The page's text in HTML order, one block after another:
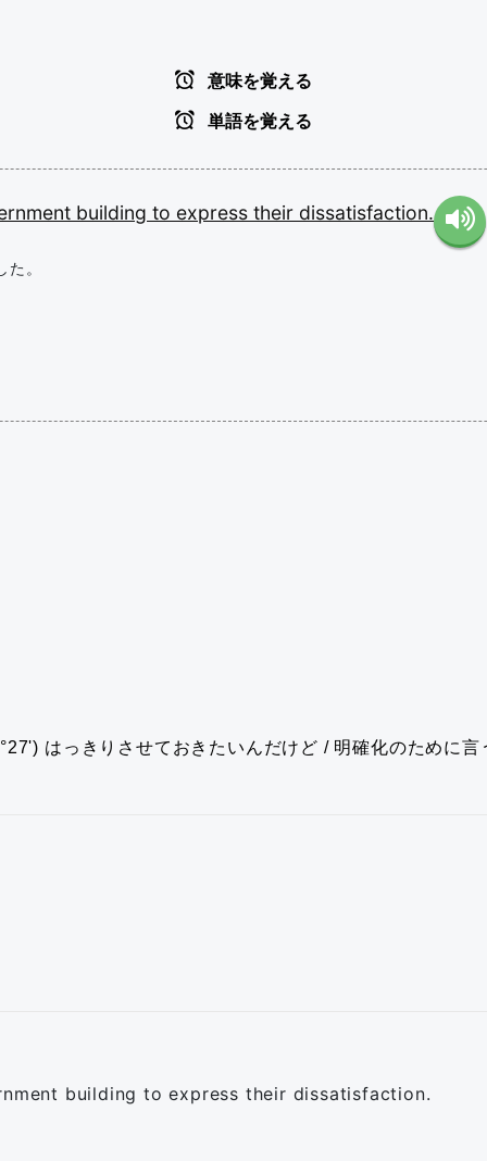
意味を覚える
単語を覚える
building to express their dissatisfaction.
。
はっきりさせておきたいんだけど / 明確化のために
building to express their dissatisfaction.